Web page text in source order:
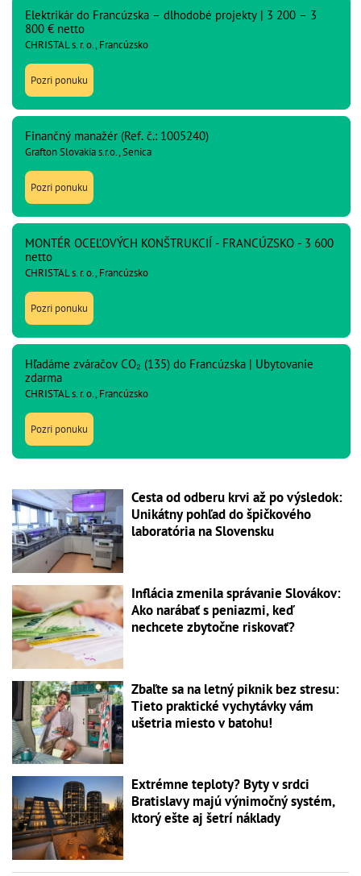
Elektrikár do Francúzska – dlhodobé projekty | 3 200 – 3
800 € netto
CHRISTAL s. r. o., Francúzsko
Pozri ponuku
Finančný manažér (Ref. č.: 1005240)
Grafton Slovakia s.r.o., Senica
Pozri ponuku
MONTÉR OCEĽOVÝCH KONŠTRUKCIÍ - FRANCÚZSKO - 3 600
netto
CHRISTAL s. r. o., Francúzsko
Pozri ponuku
Hľadáme zváračov CO₂ (135) do Francúzska | Ubytovanie
zdarma
CHRISTAL s. r. o., Francúzsko
Pozri ponuku
Cesta od odberu krvi až po výsledok:
Unikátny pohľad do špičkového
laboratória na Slovensku
Inflácia zmenila správanie Slovákov:
Ako narábať s peniazmi, keď
nechcete zbytočne riskovať?
Zbaľte sa na letný piknik bez stresu:
Tieto praktické vychytávky vám
ušetria miesto v batohu!
Extrémne teploty? Byty v srdci
Bratislavy majú výnimočný systém,
ktorý ešte aj šetrí náklady